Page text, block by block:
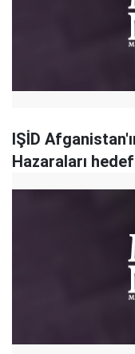
IŞİD
Hazaraları hedef